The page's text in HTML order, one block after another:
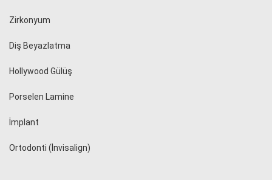
Zirkonyum
Diş Beyazlatma
Hollywood Gülüş
Porselen Lamine
İmplant
Ortodonti (İnvisalign)